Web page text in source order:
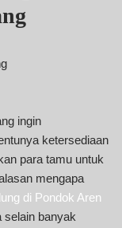
ingin
ketersediaan
para tamu untuk
mengapa
di Pondok Aren
selain banyak